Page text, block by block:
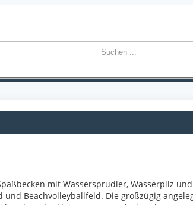
mit Wassersprudler, Wasserpilz
Beachvolleyballfeld. Die großzügig